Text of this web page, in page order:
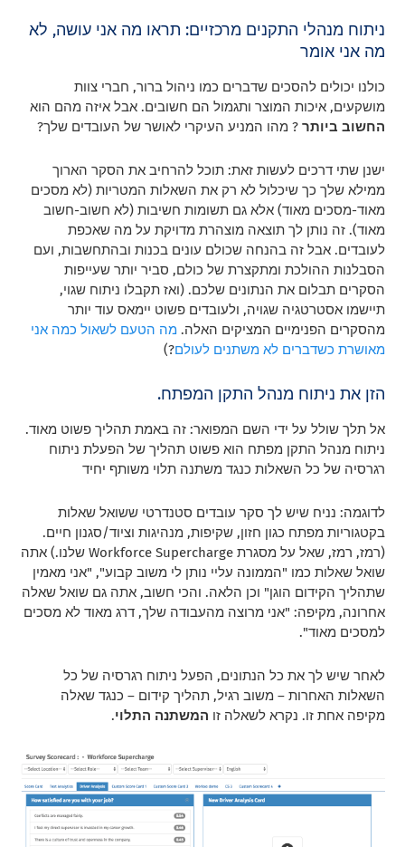
ניתוח מנהלי התקנים מרכזיים: תראו מה אני עושה, לא
מה אני אומר
כולנו יכולים להסכים שדברים כמו ניהול ברור, חברי צוות
מושקעים, איכות המוצר ותגמול הם חשובים. אבל איזה מהם הוא
החשוב ביותר ? מהו המניע העיקרי לאושר של העובדים שלך?
ישנן שתי דרכים לעשות זאת: תוכל להרחיב את הסקר הארוך
ממילא שלך כך שיכלול לא רק את השאלות המטריות (לא מסכים
מאוד-מסכים מאוד) אלא גם תשומות חשיבות (לא חשוב-חשוב
מאוד). זה נותן לך תוצאה מוצהרת מדויקת על מה שאכפת
לעובדים. אבל זה בהנחה שכולם עונים בכנות ובהתחשבות, ועם
הסבלנות ההולכת ומתקצרת של כולם, סביר יותר שעייפות
הסקרים תבלום את הנתונים שלכם. (ואז תקבלו ניתוח שגוי,
תיישמו אסטרטגיה שגויה, ולעובדים פשוט יימאס עוד יותר
מהסקרים הפנימיים המציקים האלה.מה הטעם לשאול כמה אני
מאושרת כשדברים לא משתנים לעולם?)
הזן את ניתוח מנהל התקן המפתח.
אל תלך שולל על ידי השם המפואר: זה באמת תהליך פשוט מאוד.
ניתוח מנהל התקן מפתח הוא פשוט תהליך של הפעלת ניתוח
רגרסיה של כל השאלות כנגד משתנה תלוי משותף יחיד
לדוגמה: נניח שיש לך סקר עובדים סטנדרטי ששואל שאלות
בקטגוריות מפתח כגון חזון, שקיפות, מנהיגות וציוד/סגנון חיים.
(רמז, רמז, שאל על מסגרת Workforce Supercharge שלנו.) אתה
שואל שאלות כמו "הממונה עליי נותן לי משוב קבוע", "אני מאמין
שתהליך הקידום הוגן" וכן הלאה. והכי חשוב, אתה גם שואל שאלה
אחרונה, מקיפה: "אני מרוצה מהעבודה שלך, דרג מאוד לא מסכים
למסכים מאוד".
לאחר שיש לך את כל הנתונים, הפעל ניתוח רגרסיה של כל
השאלות האחרות – משוב רגיל, תהליך קידום – כנגד שאלה
מקיפה אחת זו. נקרא לשאלה זו המשתנה התלוי.